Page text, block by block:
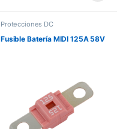
Protecciones DC
Fusible Batería MIDI 125A 58V